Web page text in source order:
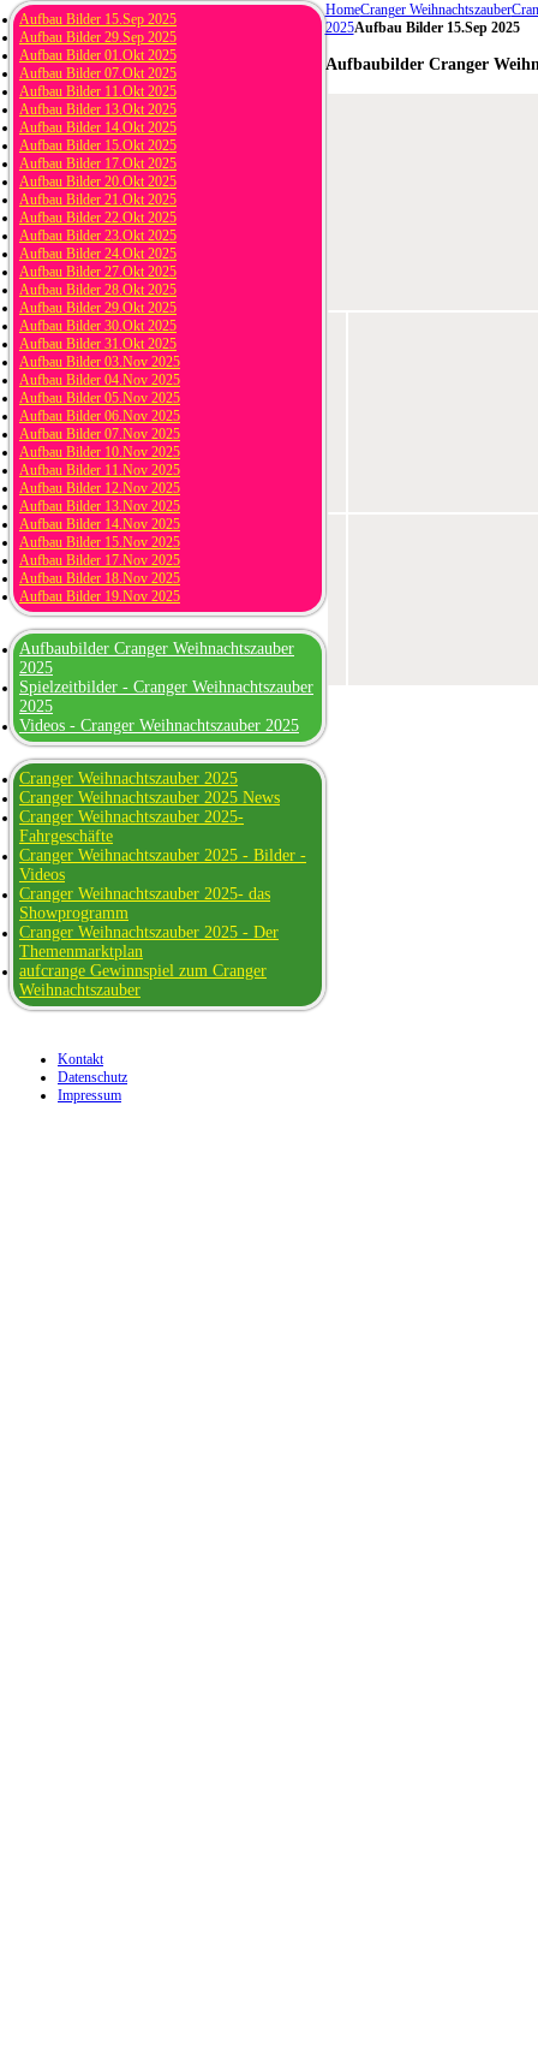
HomeCranger Weihnachtszauber
2025Aufbau Bilder 15.Sep 2025
Aufbaubilder Cranger
Aufbau Bilder 15.Sep 2025
Aufbau Bilder 29.Sep 2025
Aufbau Bilder 01.Okt 2025
Aufbau Bilder 07.Okt 2025
Aufbau Bilder 11.Okt 2025
Aufbau Bilder 13.Okt 2025
Aufbau Bilder 14.Okt 2025
Aufbau Bilder 15.Okt 2025
Aufbau Bilder 17.Okt 2025
Aufbau Bilder 20.Okt 2025
Aufbau Bilder 21.Okt 2025
Aufbau Bilder 22.Okt 2025
Aufbau Bilder 23.Okt 2025
Aufbau Bilder 24.Okt 2025
Aufbau Bilder 27.Okt 2025
Aufbau Bilder 28.Okt 2025
Aufbau Bilder 29.Okt 2025
Aufbau Bilder 30.Okt 2025
Aufbau Bilder 31.Okt 2025
Aufbau Bilder 03.Nov 2025
Aufbau Bilder 04.Nov 2025
Aufbau Bilder 05.Nov 2025
Aufbau Bilder 06.Nov 2025
Aufbau Bilder 07.Nov 2025
Aufbau Bilder 10.Nov 2025
Aufbau Bilder 11.Nov 2025
Aufbau Bilder 12.Nov 2025
Aufbau Bilder 13.Nov 2025
Aufbau Bilder 14.Nov 2025
Aufbau Bilder 15.Nov 2025
Aufbau Bilder 17.Nov 2025
Aufbau Bilder 18.Nov 2025
Aufbau Bilder 19.Nov 2025
Aufbaubilder Cranger Weihnachtszauber
2025
Spielzeitbilder - Cranger Weihnachtszauber
2025
Videos - Cranger Weihnachtszauber 2025
Cranger Weihnachtszauber 2025
Cranger Weihnachtszauber 2025 News
Cranger Weihnachtszauber 2025-
Fahrgeschäfte
Cranger Weihnachtszauber 2025 - Bilder -
Videos
Cranger Weihnachtszauber 2025- das
Showprogramm
Cranger Weihnachtszauber 2025 - Der
Themenmarktplan
aufcrange Gewinnspiel zum Cranger
Weihnachtszauber
Kontakt
Datenschutz
Impressum